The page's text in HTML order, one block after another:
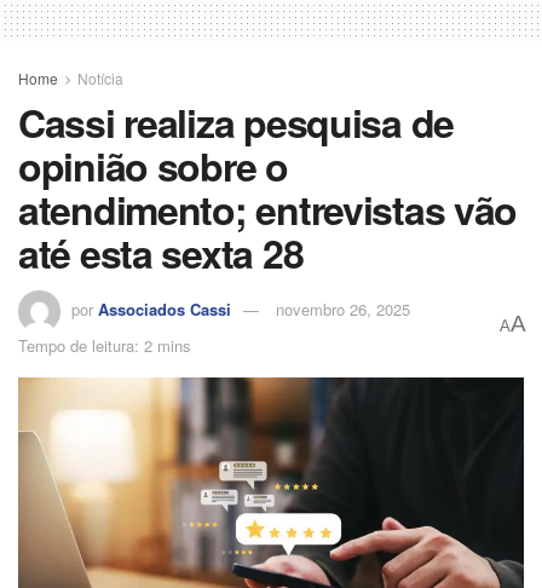
Home Notícia
Cassi realiza pesquisa de
opinião sobre o
atendimento; entrevistas vão
até esta sexta 28
por Associados Cassi
novembro 26, 2025
Tempo de leitura: 2 mins
AA